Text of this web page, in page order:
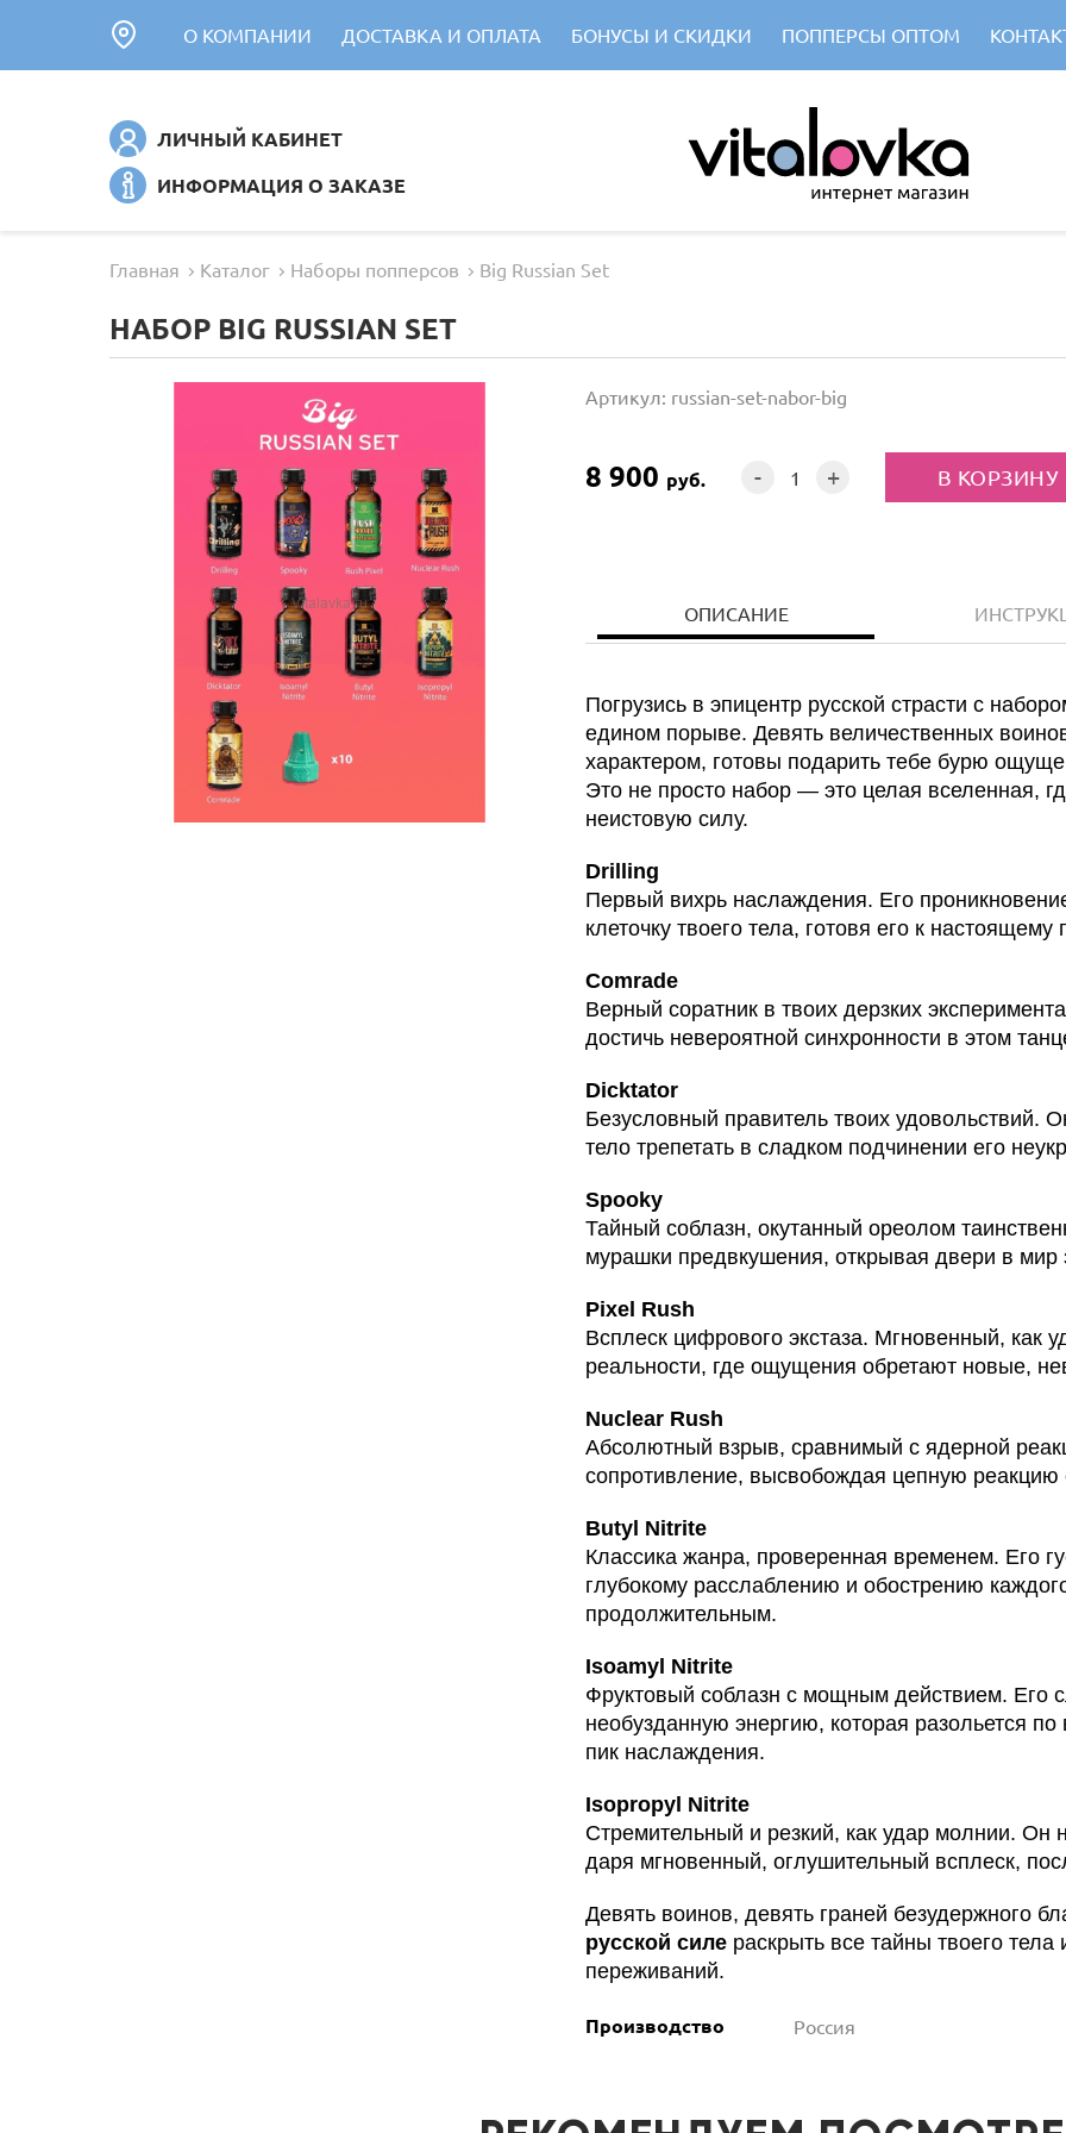
О КОМПАНИИ ДОСТАВКА И ОПЛАТА БОНУСЫ И СКИДКИ ПОППЕРСЫ ОПТОМ
ЛИЧНЫЙ КАБИНЕТ
ИНФОРМАЦИЯ О ЗАКАЗЕ
Главная Каталог Наборы попперсов Big Russian Set
НАБОР BIG RUSSIAN SET
Артикул: russian-set-nabor-big
8 900 руб. - +
ОПИСАНИЕ
Погрузись в эпицентр русской страсти с
едином порыве. Девять величественных
характером, готовы подарить тебе бурю
Это не просто набор — это целая вселенная,
неистовую силу.
Drilling
Первый вихрь наслаждения. Его
клеточку твоего тела, готовя его к настоящему
Comrade
Верный соратник в твоих дерзких
достичь невероятной синхронности в этом
Dicktator
Безусловный правитель твоих удовольствий.
тело трепетать в сладком подчинении его
Spooky
Тайный соблазн, окутанный ореолом
мурашки предвкушения, открывая двери в
Pixel Rush
Всплеск цифрового экстаза. Мгновенный, как
реальности, где ощущения обретают новые,
Nuclear Rush
Абсолютный взрыв, сравнимый с ядерной
сопротивление, высвобождая цепную реакцию
Butyl Nitrite
Классика жанра, проверенная временем. Его
глубокому расслаблению и обострению
продолжительным.
Isoamyl Nitrite
Фруктовый соблазн с мощным действием. Его
необузданную энергию, которая разольется
пик наслаждения.
Isopropyl Nitrite
Стремительный и резкий, как удар молнии. Он
даря мгновенный, оглушительный всплеск,
Девять воинов, девять граней безудержного
русской силе раскрыть все тайны твоего
переживаний.
Производство Россия